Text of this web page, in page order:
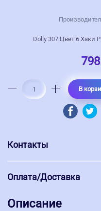
Dolly 307 Цвет 6 Хаки
В
Контакты
Оплата/Доставка
Описание